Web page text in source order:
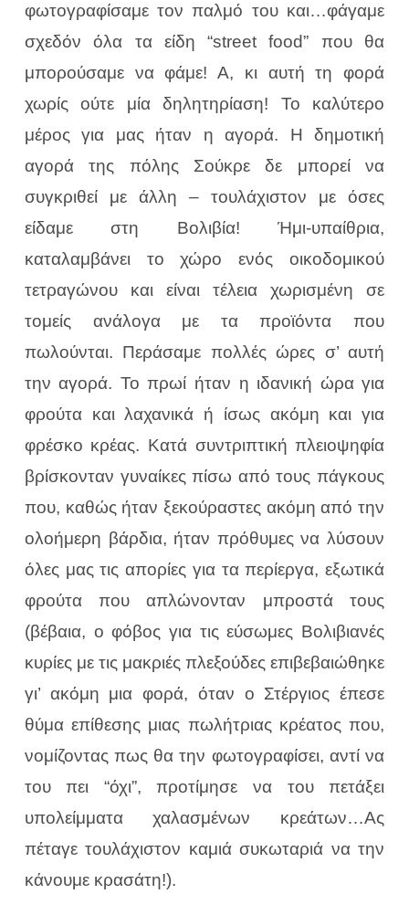
φωτογραφίσαμε τον παλμό του και…φάγαμε
σχεδόν όλα τα είδη “street food” που θα
μπορούσαμε να φάμε! Α, κι αυτή τη φορά
χωρίς ούτε μία δηλητηρίαση! Το καλύτερο
μέρος για μας ήταν η αγορά. Η δημοτική
αγορά της πόλης Σούκρε δε μπορεί να
συγκριθεί με άλλη – τουλάχιστον με όσες
είδαμε στη Βολιβία! Ήμι-υπαίθρια,
καταλαμβάνει το χώρο ενός οικοδομικού
τετραγώνου και είναι τέλεια χωρισμένη σε
τομείς ανάλογα με τα προϊόντα που
πωλούνται. Περάσαμε πολλές ώρες σ’ αυτή
την αγορά. Το πρωί ήταν η ιδανική ώρα για
φρούτα και λαχανικά ή ίσως ακόμη και για
φρέσκο κρέας. Κατά συντριπτική πλειοψηφία
βρίσκονταν γυναίκες πίσω από τους πάγκους
που, καθώς ήταν ξεκούραστες ακόμη από την
ολοήμερη βάρδια, ήταν πρόθυμες να λύσουν
όλες μας τις απορίες για τα περίεργα, εξωτικά
φρούτα που απλώνονταν μπροστά τους
(βέβαια, ο φόβος για τις εύσωμες Βολιβιανές
κυρίες με τις μακριές πλεξούδες επιβεβαιώθηκε
γι’ ακόμη μια φορά, όταν ο Στέργιος έπεσε
θύμα επίθεσης μιας πωλήτριας κρέατος που,
νομίζοντας πως θα την φωτογραφίσει, αντί να
του πει “όχι”, προτίμησε να του πετάξει
υπολείμματα χαλασμένων κρεάτων…Ας
πέταγε τουλάχιστον καμιά συκωταριά να την
κάνουμε κρασάτη!).